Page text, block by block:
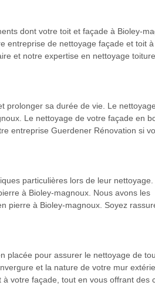
dont votre toit et façade à Bioley-
entreprise de nettoyage façade et toit à
et notre expertise en nettoyage
prolonger sa durée de vie. Le
Le nettoyage de votre façade en
entreprise Guerdener Rénovation si
particulières lors de leur nettoyage.
à Bioley-magnoux. Nous avons les
pierre à Bioley-magnoux. Soyez
placée pour assurer le nettoyage de
et la nature de votre mur
votre façade, tout en vous offrant des